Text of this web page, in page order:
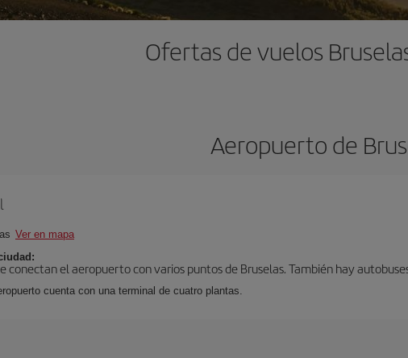
Ofertas de vuelos
Aeropuerto de
Ver en mapa
conectan el aeropuerto con varios puntos de Bruselas. También hay
cuenta con una terminal de cuatro plantas.